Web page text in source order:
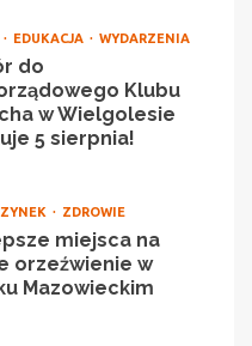
EDUKACJA WYDARZENIA
do
Klubu
w Wielgolesie
5 sierpnia!
ZDROWIE
miejsca na
orzeźwienie w
Mazowieckim